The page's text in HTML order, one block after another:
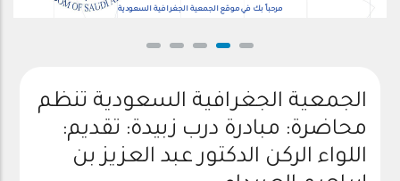
مرحباً بك في موقع الجمعية الجغرافية السعودية
الجمعية الجغرافية السعودية تنظم
محاضرة: مبادرة درب زبيدة: تقديم:
اللواء الركن الدكتور عبد العزيز بن